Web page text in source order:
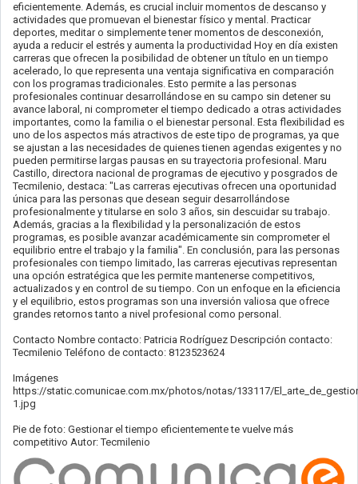
eficientemente. Además, es crucial incluir momentos de descanso y
actividades que promuevan el bienestar físico y mental. Practicar
deportes, meditar o simplemente tener momentos de desconexión,
ayuda a reducir el estrés y aumenta la productividad Hoy en día existen
carreras que ofrecen la posibilidad de obtener un título en un tiempo
acelerado, lo que representa una ventaja significativa en comparación
con los programas tradicionales. Esto permite a las personas
profesionales continuar desarrollándose en su campo sin detener su
avance laboral, ni comprometer el tiempo dedicado a otras actividades
importantes, como la familia o el bienestar personal. Esta flexibilidad es
uno de los aspectos más atractivos de este tipo de programas, ya que
se ajustan a las necesidades de quienes tienen agendas exigentes y no
pueden permitirse largas pausas en su trayectoria profesional. Maru
Castillo, directora nacional de programas de ejecutivo y posgrados de
Tecmilenio, destaca: "Las carreras ejecutivas ofrecen una oportunidad
única para las personas que desean seguir desarrollándose
profesionalmente y titularse en solo 3 años, sin descuidar su trabajo.
Además, gracias a la flexibilidad y la personalización de estos
programas, es posible avanzar académicamente sin comprometer el
equilibrio entre el trabajo y la familia". En conclusión, para las personas
profesionales con tiempo limitado, las carreras ejecutivas representan
una opción estratégica que les permite mantenerse competitivos,
actualizados y en control de su tiempo. Con un enfoque en la eficiencia
y el equilibrio, estos programas son una inversión valiosa que ofrece
grandes retornos tanto a nivel profesional como personal.
Contacto Nombre contacto: Patricia Rodríguez Descripción contacto:
Tecmilenio Teléfono de contacto: 8123523624
Imágenes
https://static.comunicae.com.mx/photos/notas/133117/
1.jpg
Pie de foto: Gestionar el tiempo eficientemente te vuelve más
competitivo Autor: Tecmilenio